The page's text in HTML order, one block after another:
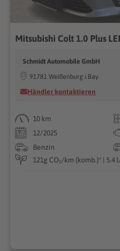
Schmidt Automobile GmbH
91781 Weißenburg i.Bay.
Händler kontaktieren
10 km
12/2025
Benzin
121g CO₂/km (komb.)* | 5.4